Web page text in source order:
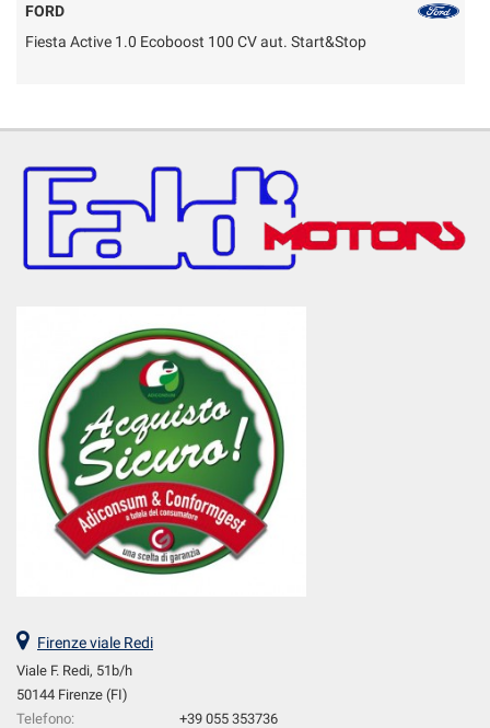
FORD
Fiesta Active 1.0 Ecoboost 100 CV aut. Start&Stop
Firenze viale Redi
Viale F. Redi, 51b/h
50144 Firenze (FI)
Telefono:
+39 055 353736